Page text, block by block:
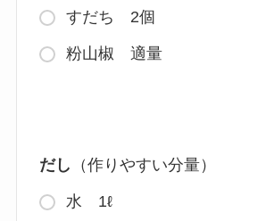
すだち 2個
粉山椒 適量
だし （作りやすい分量）
水 1ℓ